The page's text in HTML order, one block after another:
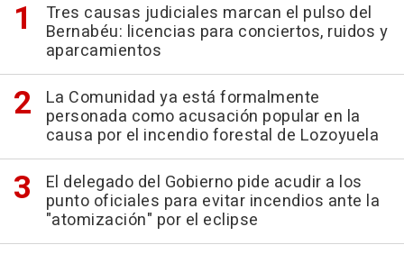
Tres causas judiciales marcan el pulso del
Bernabéu: licencias para conciertos, ruidos y
aparcamientos
La Comunidad ya está formalmente
personada como acusación popular en la
causa por el incendio forestal de Lozoyuela
El delegado del Gobierno pide acudir a los
punto oficiales para evitar incendios ante la
"atomización" por el eclipse